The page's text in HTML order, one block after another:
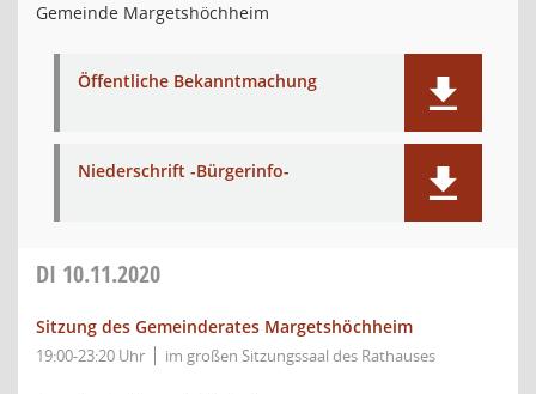
Gemeinde Margetshöchheim
Öffentliche Bekanntmachung
Niederschrift -Bürgerinfo-
DI 10.11.2020
Sitzung des Gemeinderates Margetshöchheim
19:00-23:20 Uhr im großen Sitzungssaal des Rathauses